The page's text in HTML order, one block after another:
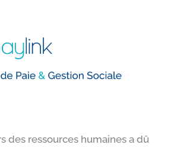
des ressources humaines a dû